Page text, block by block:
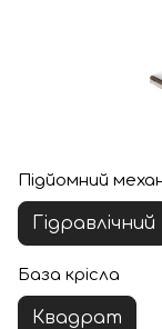
Підйомний
Гідравлічний
База крісла
Квадрат